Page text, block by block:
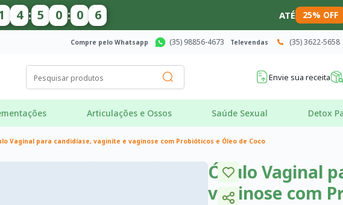
4 : 5 0 : 0 5 ATÉ 25% OFF
Compre pelo Whatsapp (35) 98856-4673 Televendas (35) 3622-5658
Envie sua receita
Articulações e Ossos Saúde Sexual Detox
Vaginal para candidíase, vaginite e vaginose com Probióticos e Óleo de Coco
Óvulo Vaginal
vaginose com